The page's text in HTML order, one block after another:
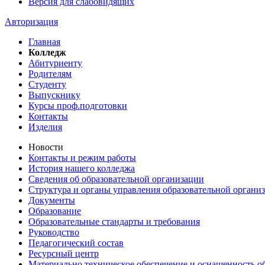
Авторизация
Главная
Колледж
Абитуриенту
Родителям
Студенту
Выпускнику
Курсы проф.подготовки
Контакты
Изделия
Новости
Контакты и режим работы
История нашего колледжа
Сведения об образовательной организации
Структура и органы управления образовательной
Документы
Образование
Образовательные стандарты и требования
Руководство
Педагогический состав
Ресурсный центр